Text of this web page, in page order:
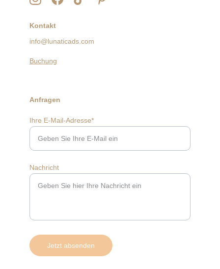
Kontakt
Anfragen
info@lunaticads.com
Ihre E-Mail-Adresse*
Nachricht
Jetzt absenden
Buchung